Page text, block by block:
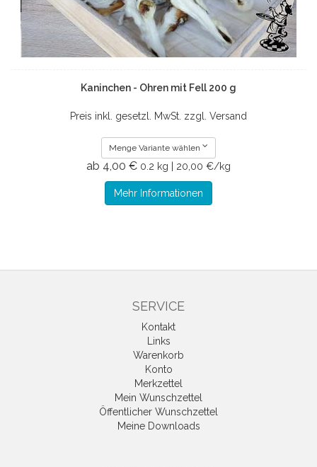
Kaninchen - Ohren mit Fell 200 g
Preis inkl. gesetzl. MwSt. zzgl. Versand
Menge Variante wählen
ab 4,00 € 0.2 kg | 20,00 €/kg
Mehr Informationen
SERVICE
Kontakt
Links
Warenkorb
Konto
Merkzettel
Mein Wunschzettel
Öffentlicher Wunschzettel
Meine Downloads